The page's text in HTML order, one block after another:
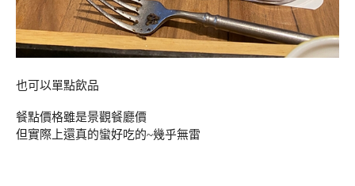
也可以單點飲品
餐點價格雖是景觀餐廳價
但實際上還真的蠻好吃的~幾乎無雷